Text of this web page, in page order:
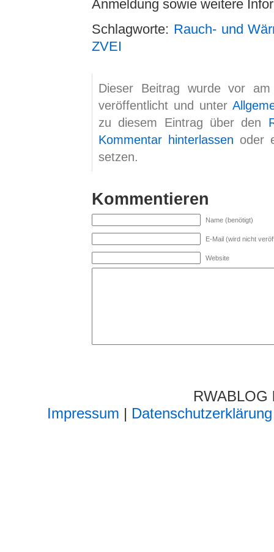
Anmeldung sowie weitere
Schlagworte: Rauch- und
ZVEI
Dieser Beitrag wurde vor
veröffentlicht und unter
zu diesem Eintrag über den
Kommentar hinterlassen oder
setzen.
Kommentieren
Name (benötigt)
E-Mail (wird nicht
Website
Impressum | Datenschutzerklärung